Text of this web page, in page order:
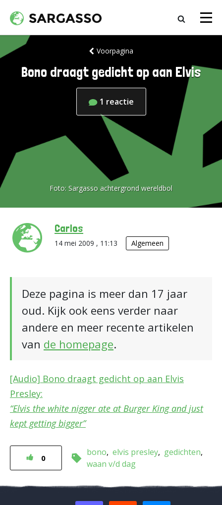
Voorpagina
Bono draagt gedicht op aan Elvis
1 reactie
Foto: Sargasso achtergrond wereldbol
Carlos
14 mei 2009 , 11:13 Algemeen
Deze pagina is meer dan 17 jaar
oud. Kijk ook eens verder naar
andere en meer recente artikelen
van de homepage.
[Audio] Bono draagt gedicht op aan Elvis
Presley:
“Elvis the white nigger ate at Burger King and just
kept getting bigger”
0
bono elvis presley gedichten
waan v/d dag